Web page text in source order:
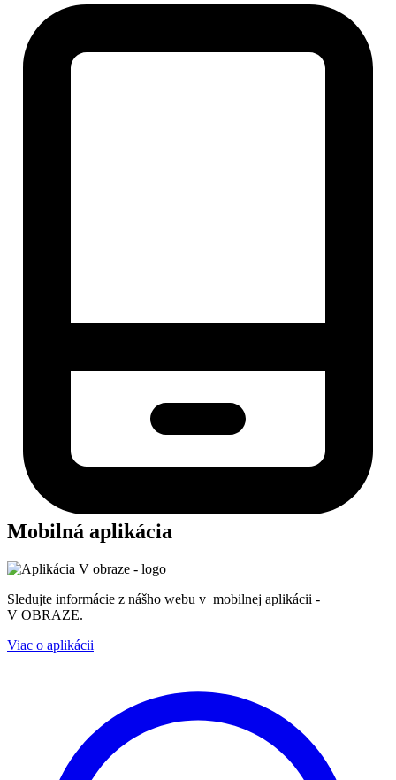
Mobilná aplikácia
Sledujte informácie z nášho webu v mobilnej aplikácii -
V OBRAZE.
Viac o aplikácii